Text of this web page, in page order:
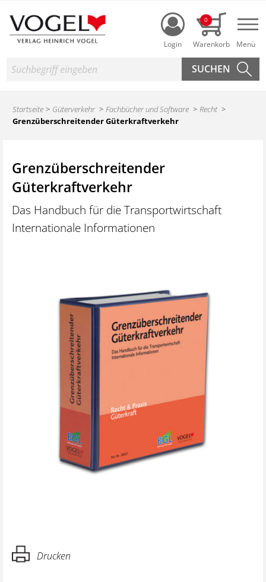
Login
0
Suche
Startseite Güterverkehr Fachbücher und Software
Recht
Grenzüberschreitender Güterkraftverkehr
Grenzüberschreitender
Güterkraftverkehr
Das Handbuch für die Transportwirtschaft
Internationale Informationen
Drucken